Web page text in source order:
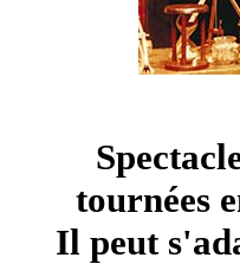
tournées
Il peut